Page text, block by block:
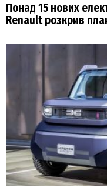
Понад 15 нових
Renault розкрив